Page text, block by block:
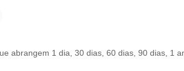
abrangem 1 dia, 30 dias, 60 dias, 90 dias, 1